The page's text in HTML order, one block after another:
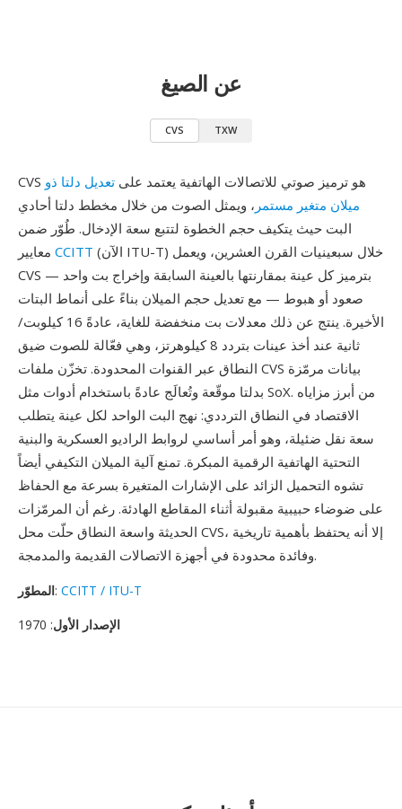
عن الصيغ
CVS TXW
CVS هو ترميز صوتي للاتصالات الهاتفية يعتمد على تعديل دلتا ذو
ميلان متغير مستمر ، ويمثل الصوت من خلال مخطط دلتا أحادي
البت حيث يتكيف حجم الخطوة لتتبع سعة الإدخال. طُوّر ضمن
CCITT (الآن ITU-T) خلال سبعينيات القرن العشرين، ويعمل
CVS بترميز كل عينة بمقارنتها بالعينة السابقة وإخراج بت واحد —
صعود أو هبوط — مع تعديل حجم الميلان بناءً على أنماط البتات
الأخيرة. ينتج عن ذلك معدلات بت منخفضة للغاية، عادةً 16 كيلوبت/
ثانية عند أخذ عينات بتردد 8 كيلوهرتز، وهي فعّالة للصوت ضيق
النطاق عبر القنوات المحدودة. تخزّن ملفات CVS بيانات مرمّزة
بدلتا موقّعة وتُعالَج عادةً باستخدام أدوات مثل SoX. من أبرز مزاياه
الاقتصاد في النطاق الترددي: نهج البت الواحد لكل عينة يتطلب
سعة نقل ضئيلة، وهو أمر أساسي لروابط الراديو العسكرية والبنية
التحتية الهاتفية الرقمية المبكرة. تمنع آلية الميلان التكيفي أيضاً
تشوه التحميل الزائد على الإشارات المتغيرة بسرعة مع الحفاظ
على ضوضاء حبيبية مقبولة أثناء المقاطع الهادئة. رغم أن المرمّزات
الحديثة واسعة النطاق حلّت محل CVS، إلا أنه يحتفظ بأهمية تاريخية
وفائدة محدودة في أجهزة الاتصالات القديمة والمدمجة.
المطوّر: CCITT / ITU-T
الإصدار الأول: 1970